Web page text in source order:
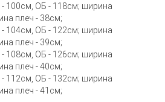
100см, ОБ - 118см; ширина
плеч - 38см;
104см, ОБ - 122см; ширина
плеч - 39см;
108см, ОБ - 126см; ширина
плеч - 40см;
112см, ОБ - 132см; ширина
плеч - 41см;